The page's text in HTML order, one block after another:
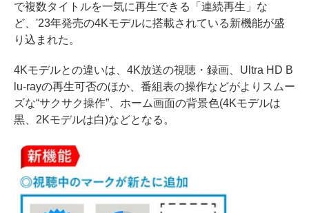
で複数タイトルを一気に再生できる「連続再生」な
ど、'23年発売の4Kモデルに搭載されている新機能が盛
り込まれた。
4Kモデルとの違いは、4K放送の視聴・録画、Ultra HD B
lu-rayの再生可否のほか、番組表の操作などがよりスムー
ズな“サクサク操作”、ホーム画面の背景色(4Kモデルは
黒、2Kモデルは白)などとなる。